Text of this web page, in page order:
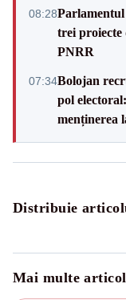
08:28
trei proiecte
PNRR
07:34Bolojan
pol
menținerea
Distribuie
Mai multe